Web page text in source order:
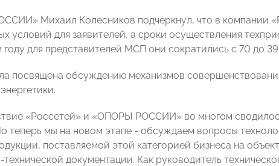
Михаил Колесников подчеркнул, что в компании
условий для заявителей, а сроки осуществления
для представителей МСП они сократились с 70 до 39
посвящена обсуждению механизмов
«Россетей» и «ОПОРЫ РОССИИ» во многом
теперь мы на новом этапе - обсуждаем вопросы
поставляемой этой категорией бизнеса на
документации. Как руководитель